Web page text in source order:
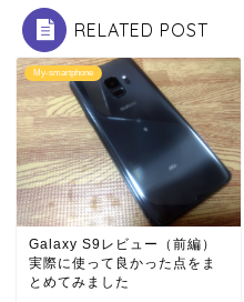
RELATED POST
My-smartphone
Galaxy S9レビュー（前編）
実際に使って良かった点をま
とめてみました